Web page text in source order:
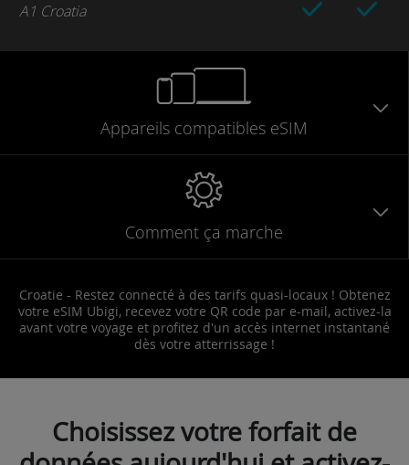
A1 Croatia
Appareils compatibles eSIM
Comment ça marche
Croatie - Restez connecté à des tarifs quasi-locaux ! Obtenez
votre eSIM Ubigi, recevez votre QR code par e-mail, activez-la
avant votre voyage et profitez d'un accès internet instantané
dès votre atterrissage !
Choisissez votre forfait de